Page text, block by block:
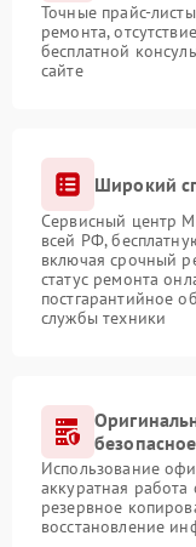
Точные прайс-
ремонта,
бесплатной
сайте
Широкий
Сервисный центр
всей РФ,
включая срочный
статус ремонта
постгарантийное
службы техники
Использование
аккуратная
резервное
восстановление